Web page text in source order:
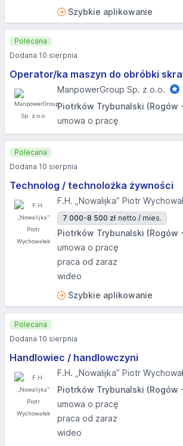
Szybkie aplikowanie
Operator/ka maszyn do obróbki
ManpowerGroup Sp. z o.o.
Piotrków Trybunalski (Rogów
umowa o pracę
Polecana
Dodana 10 sierpnia
Technolog / technolożka żywności
F.H. „Nowalijka” Piotr
7 000-8 500 zł netto / mies.
Piotrków Trybunalski (Rogów
umowa o pracę
praca od zaraz
wideo
Szybkie aplikowanie
Polecana
Dodana 10 sierpnia
Handlowiec / handlowczyni
F.H. „Nowalijka” Piotr
Piotrków Trybunalski (Rogów
umowa o pracę
praca od zaraz
wideo
Polecana
Dodana 10 sierpnia